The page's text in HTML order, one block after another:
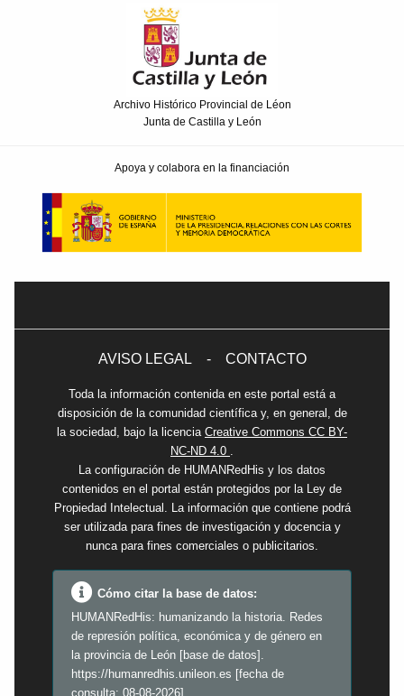
Archivo Histórico Provincial de Léon
Junta de Castilla y León
Apoya y colabora en la financiación
AVISO LEGAL - CONTACTO
Toda la información contenida en este portal está a
disposición de la comunidad científica y, en general, de
la sociedad, bajo la licencia Creative Commons CC BY-
NC-ND 4.0
La configuración de HUMANRedHis y los datos
contenidos en el portal están protegidos por la Ley de
Propiedad Intelectual. La información que contiene podrá
ser utilizada para fines de investigación y docencia y
nunca para fines comerciales o publicitarios.
Cómo citar la base de datos:
HUMANRedHis: humanizando la historia. Redes
de represión política, económica y de género en
la provincia de León [base de datos].
https://humanredhis.unileon.es [fecha de
consulta: 08-08-2026]